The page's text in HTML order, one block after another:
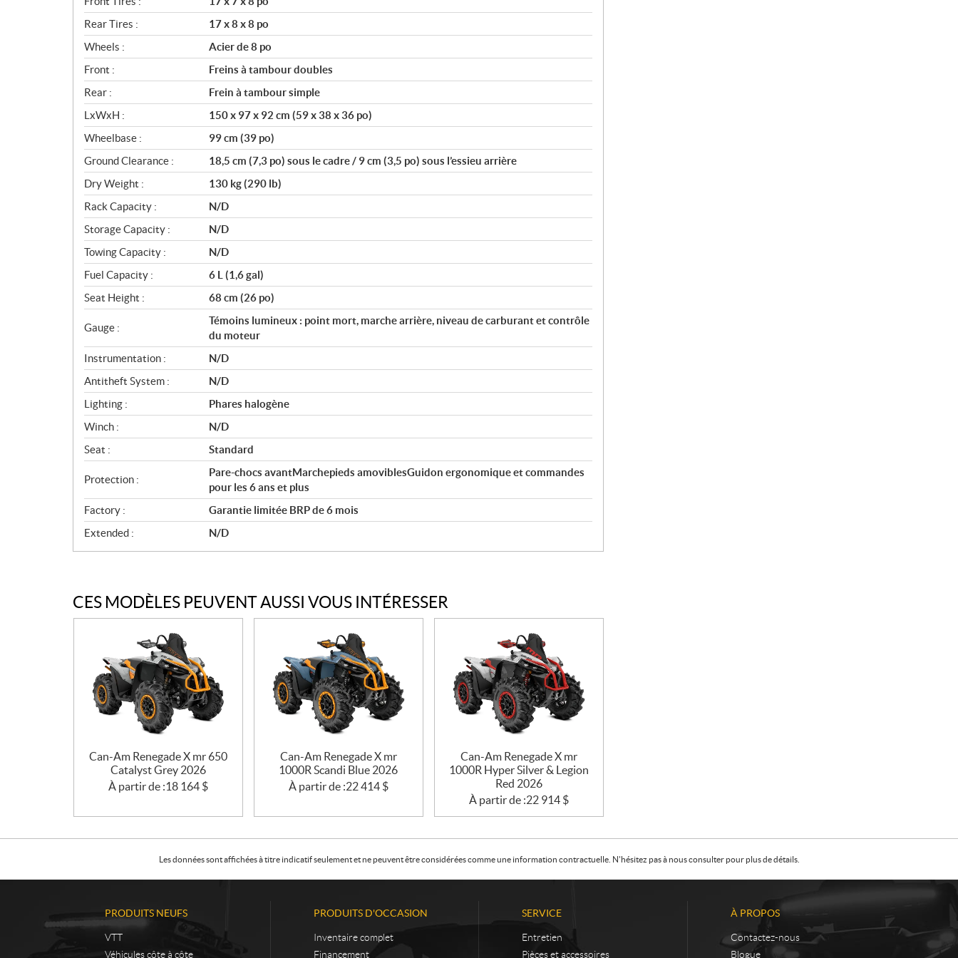
Rear Tires :
17 x 8 x 8 po
Wheels :
Acier de 8 po
Front :
Freins à tambour doubles
Rear :
Frein à tambour simple
LxWxH :
150 x 97 x 92 cm (59 x 38 x 36 po)
Wheelbase :
99 cm (39 po)
Ground Clearance :
18,5 cm (7,3 po) sous le cadre / 9 cm (3,5 po) sous l’essieu arrière
Dry Weight :
130 kg (290 lb)
Rack Capacity :
N/D
Storage Capacity :
N/D
Towing Capacity :
N/D
Fuel Capacity :
6 L (1,6 gal)
Seat Height :
68 cm (26 po)
Gauge :
Témoins lumineux : point mort, marche arrière, niveau de carburant et contrôle
du moteur
Instrumentation :
N/D
Antitheft System :
N/D
Lighting :
Phares halogène
Winch :
N/D
Seat :
Standard
Protection :
Pare-chocs avantMarchepieds amoviblesGuidon ergonomique et commandes
pour les 6 ans et plus
Factory :
Garantie limitée BRP de 6 mois
Extended :
N/D
CES MODÈLES PEUVENT AUSSI VOUS INTÉRESSER
Can-Am Renegade X mr 650
Catalyst Grey 2026
À partir de :18 164 $
Can-Am Renegade X mr
1000R Scandi Blue 2026
À partir de :22 414 $
Can-Am Renegade X mr
1000R Hyper Silver & Legion
Red 2026
À partir de :22 914 $
Les données sont affichées à titre indicatif seulement et ne peuvent être considérées comme une information contractuelle. N'hésitez pas à nous consulter pour plus de détails.
PRODUITS NEUFS
VTT
Véhicules côte à côte
PRODUITS D'OCCASION
Inventaire complet
Financement
SERVICE
Entretien
Pièces et accessoires
À PROPOS
Contactez-nous
Blogue